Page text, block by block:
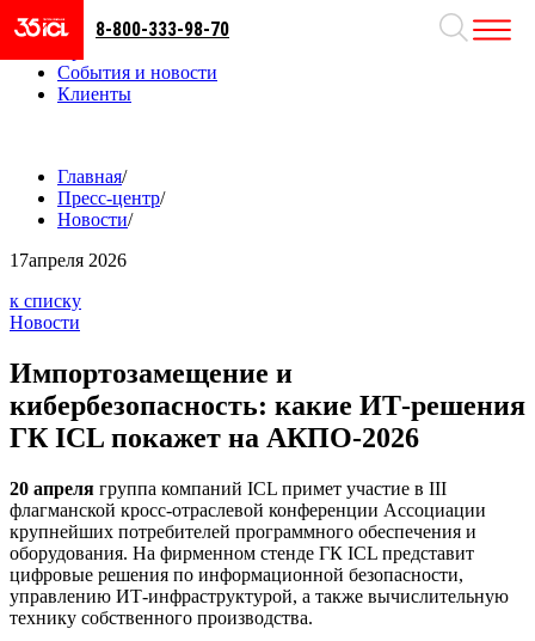
Направления
События и новости
Клиенты
8-800-333-98-70
Главная/
Пресс-центр/
Новости/
17апреля 2026
к списку
Новости
Импортозамещение и
кибербезопасность: какие ИТ-решения
ГК ICL покажет на АКПО-2026
20 апреля группа компаний ICL примет участие в III
флагманской кросс-отраслевой конференции Ассоциации
крупнейших потребителей программного обеспечения и
оборудования. На фирменном стенде ГК ICL представит
цифровые решения по информационной безопасности,
управлению ИТ-инфраструктурой, а также вычислительную
технику собственного производства.